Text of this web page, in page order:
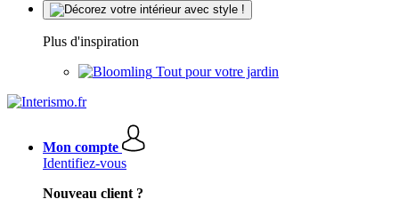
Plus d'inspiration
Tout pour votre jardin
Mon compte
Identifiez-vous
Nouveau client ?